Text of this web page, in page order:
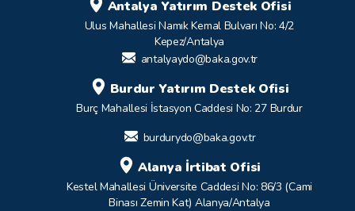
Antalya Yatırım Destek Ofisi
Ulus Mahallesi Namık Kemal Bulvarı No: 4/2
Kepez/Antalya
antalyaydo@baka.gov.tr
Burdur Yatırım Destek Ofisi
Burç Mahallesi İstasyon Caddesi No: 27 Burdur
burdurydo@baka.gov.tr
Alanya İrtibat Ofisi
Kestel Mahallesi Üniversite Caddesi No: 86/3 (Cami
Binası Zemin Kat) Alanya/Antalya